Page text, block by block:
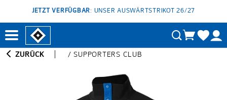
JETZT VERFÜGBAR: UNSER AUSWÄRTSTRIKOT 26/27
ZURÜCK /SUPPORTERS CLUB